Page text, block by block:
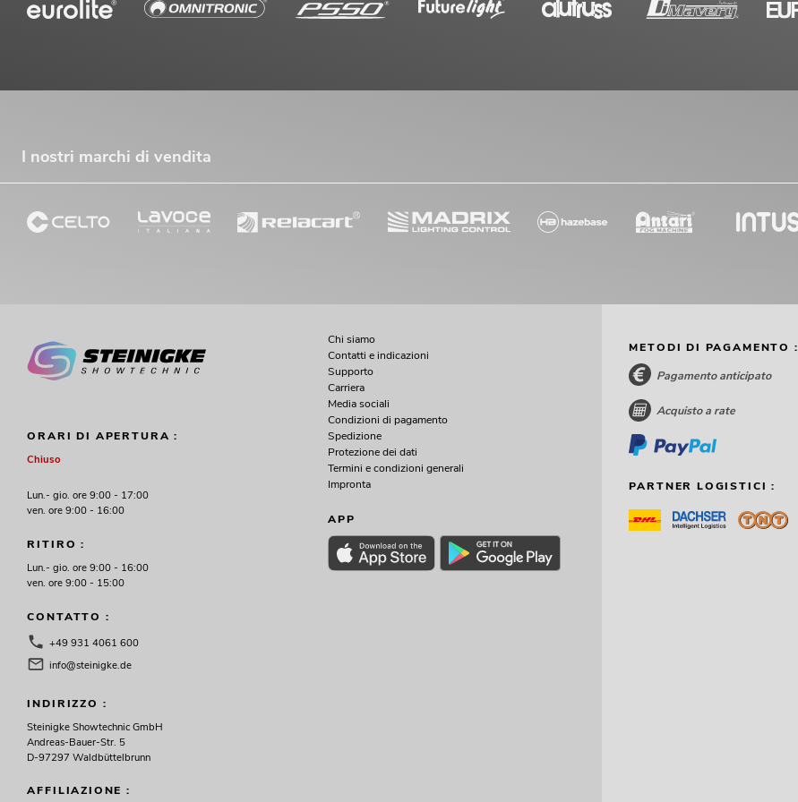
I nostri marchi di vendita
ORARI DI APERTURA :
Chiuso
Lun.- gio. ore 9:00 - 17:00
ven. ore 9:00 - 16:00
RITIRO :
Lun.- gio. ore 9:00 - 16:00
ven. ore 9:00 - 15:00
CONTATTO :
+49 931 4061 600
info@steinigke.de
INDIRIZZO :
Steinigke Showtechnic GmbH
Andreas-Bauer-Str. 5
D-97297 Waldbüttelbrunn
AFFILIAZIONE :
Chi siamo
Contatti e indicazioni
Supporto
Carriera
Media sociali
Condizioni di pagamento
Spedizione
Protezione dei dati
Termini e condizioni generali
Impronta
APP
METODI DI PAGAMENTO :
Pagamento anticipato
Acquisto a rate
PARTNER LOGISTICI :